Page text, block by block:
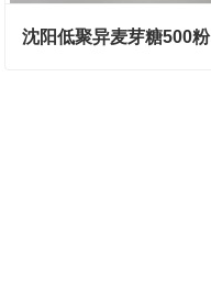
沈阳低聚异麦芽糖500粉